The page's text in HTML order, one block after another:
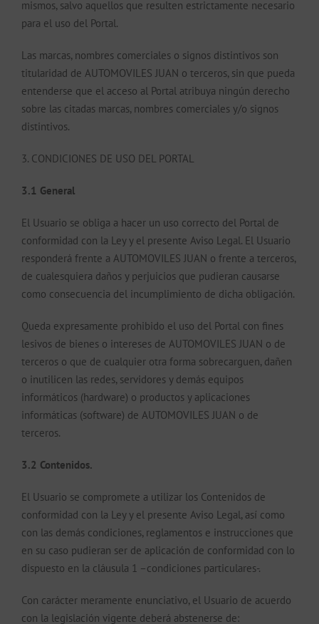
mismos, salvo aquellos que resulten estrictamente necesario
para el uso del Portal.
Las marcas, nombres comerciales o signos distintivos son
titularidad de AUTOMOVILES JUAN o terceros, sin que pueda
entenderse que el acceso al Portal atribuya ningún derecho
sobre las citadas marcas, nombres comerciales y/o signos
distintivos.
3. CONDICIONES DE USO DEL PORTAL
3.1 General
El Usuario se obliga a hacer un uso correcto del Portal de
conformidad con la Ley y el presente Aviso Legal. El Usuario
responderá frente a AUTOMOVILES JUAN o frente a terceros,
de cualesquiera daños y perjuicios que pudieran causarse
como consecuencia del incumplimiento de dicha obligación.
Queda expresamente prohibido el uso del Portal con fines
lesivos de bienes o intereses de AUTOMOVILES JUAN o de
terceros o que de cualquier otra forma sobrecarguen, dañen
o inutilicen las redes, servidores y demás equipos
informáticos (hardware) o productos y aplicaciones
informáticas (software) de AUTOMOVILES JUAN o de
terceros.
3.2 Contenidos.
El Usuario se compromete a utilizar los Contenidos de
conformidad con la Ley y el presente Aviso Legal, así como
con las demás condiciones, reglamentos e instrucciones que
en su caso pudieran ser de aplicación de conformidad con lo
dispuesto en la cláusula 1 –condiciones particulares-.
Con carácter meramente enunciativo, el Usuario de acuerdo
con la legislación vigente deberá abstenerse de: